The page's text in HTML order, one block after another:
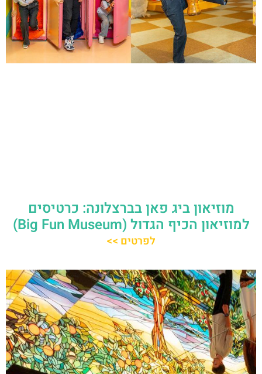
מוזיאון ביג פאן בברצלונה: כרטיסים
למוזיאון הכיף הגדול (Big Fun Museum)
לפרטים >>